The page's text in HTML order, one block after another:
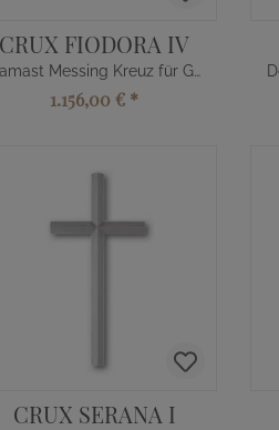
CRUX FIODORA IV
Damast Messing Kreuz für Grabstein mit Kugel
1.156,00 € *
CRUX SERANA I